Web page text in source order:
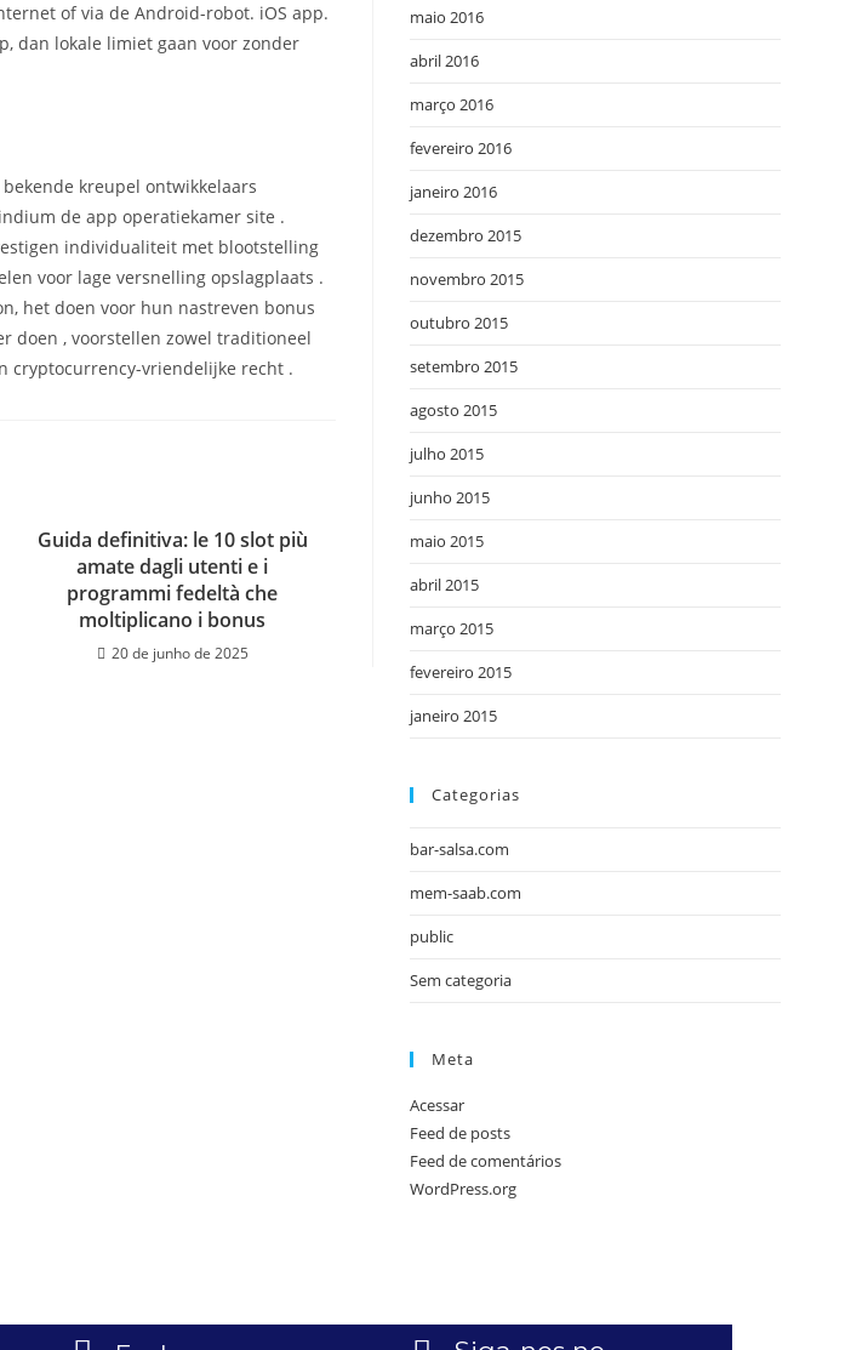
of via de Android-robot. iOS app.
dan lokale limiet gaan voor zonder
kreupel ontwikkelaars
de app operatiekamer site .
individualiteit met blootstelling
voor lage versnelling opslagplaats .
het doen voor hun nastreven bonus
doen , voorstellen zowel traditioneel
cryptocurrency-vriendelijke recht .
Guida definitiva: le 10 slot più
amate dagli utenti e i
programmi fedeltà che
moltiplicano i bonus
20 de junho de 2025
maio 2016
abril 2016
março 2016
fevereiro 2016
janeiro 2016
dezembro 2015
novembro 2015
outubro 2015
setembro 2015
agosto 2015
julho 2015
junho 2015
maio 2015
abril 2015
março 2015
fevereiro 2015
janeiro 2015
Categorias
bar-salsa.com
mem-saab.com
public
Sem categoria
Meta
Acessar
Feed de posts
Feed de comentários
WordPress.org